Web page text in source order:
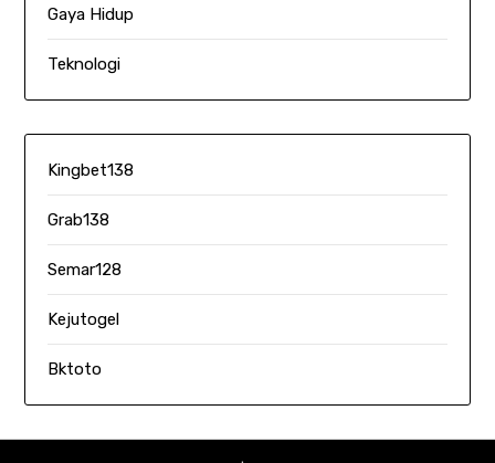
Gaya Hidup
Teknologi
Kingbet138
Grab138
Semar128
Kejutogel
Bktoto